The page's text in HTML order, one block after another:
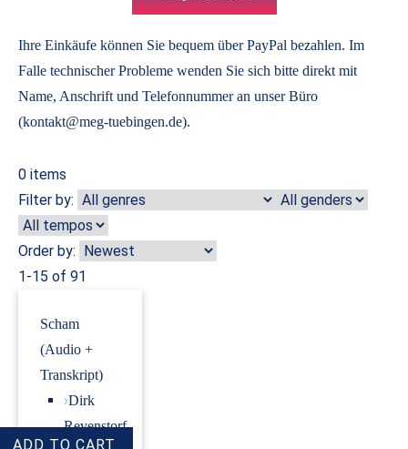
Ihre Einkäufe können Sie bequem über PayPal bezahlen. Im
Falle technischer Probleme wenden Sie sich bitte direkt mit
Name, Anschrift und Telefonnummer an unser Büro
(kontakt@meg-tuebingen.de).
0 items
Filter by:
Order by:
1-15 of 91
Scham
(Audio +
Transkript)
›Dirk
Revenstorf